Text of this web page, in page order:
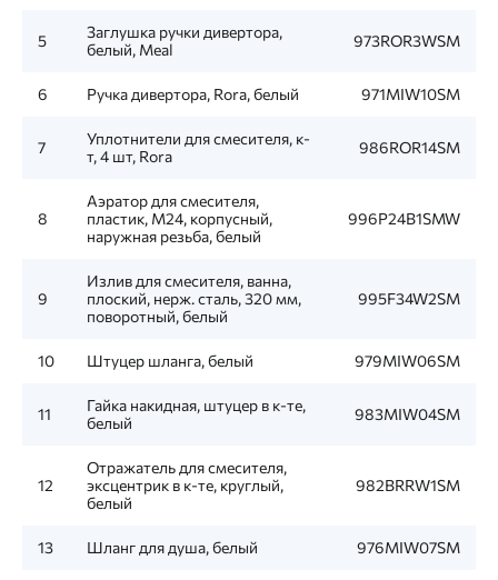
5
Заглушка ручки дивертора,
белый, Meal
973ROR3WSM
6 Ручка дивертора, Rora, белый 971MIW10SM
7
Уплотнители для смесителя, к-
т, 4 шт, Rora
986ROR14SM
8
Аэратор для смесителя,
пластик, M24, корпусный,
наружная резьба, белый
996P24B1SMW
9
Излив для смесителя, ванна,
плоский, нерж. сталь, 320 мм,
поворотный, белый
995F34W2SM
10 Штуцер шланга, белый 979MIW06SM
11
Гайка накидная, штуцер в к-те,
белый
983MIW04SM
12
Отражатель для смесителя,
эксцентрик в к-те, круглый,
белый
982BRRW1SM
13 Шланг для душа, белый 976MIW07SM